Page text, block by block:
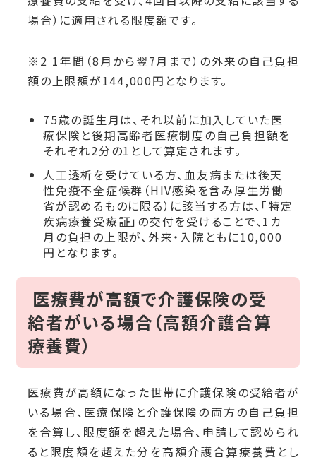
18,000円
区分II
場合）に適用される限度額です。
※2 1年間（8月から翌7月まで）の外来の自己負担
額の上限額が144,000円となります。
75歳の誕生月は、それ以前に加入していた医
療保険と後期高齢者医療制度の自己負担額を
それぞれ2分の1として算定されます。
人工透析を受けている方、血友病または後天
性免疫不全症候群（HIV感染を含み厚生労働
省が認めるものに限る）に該当する方は、「特定
疾病療養受療証」の交付を受けることで、1カ
月の負担の上限が、外来・入院ともに10,000
円となります。
医療費が高額で介護保険の受
給者がいる場合（高額介護合算
療養費）
医療費が高額になった世帯に介護保険の受給者が
いる場合、医療保険と介護保険の両方の自己負担
を合算し、限度額を超えた場合、申請して認められ
ると限度額を超えた分を高額介護合算療養費とし